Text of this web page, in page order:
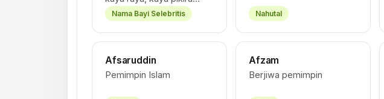
Nama Bayi Selebritis Nahutal
Afsaruddin
Pemimpin Islam
Afzam
Berjiwa pemimpin